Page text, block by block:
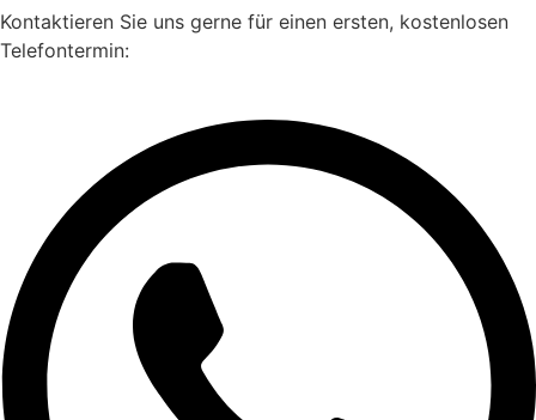
Kontaktieren Sie uns gerne für einen ersten, kostenlosen
Telefontermin: